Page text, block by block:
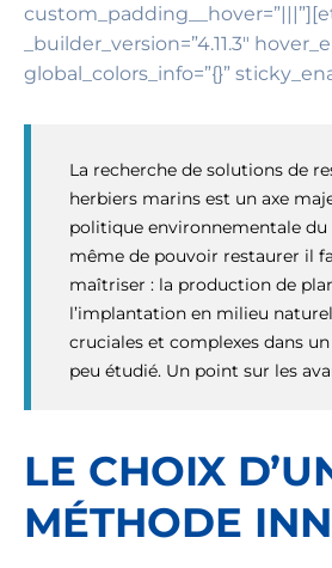
_builder_version=”4.11.3″
global_colors_info=”{}”
La recherche de solutions de
herbiers marins est un axe
politique environnementale du
même de pouvoir restaurer il
maîtriser : la production de
l’implantation en milieu
cruciales et complexes dans
peu étudié. Un point sur les
LE CHOIX
MÉTHODE